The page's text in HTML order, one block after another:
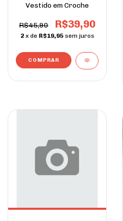
Vestido em Croche
R$45,90 R$39,90
2 x de R$19,95 sem juros
COMPRAR